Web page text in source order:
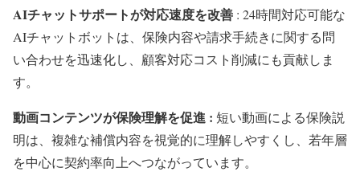
AIチャットサポートが対応速度を改善 : 24時間対応可能な
AIチャットボットは、保険内容や請求手続きに関する問
い合わせを迅速化し、顧客対応コスト削減にも貢献しま
す。
動画コンテンツが保険理解を促進 : 短い動画による保険説
明は、複雑な補償内容を視覚的に理解しやすくし、若年層
を中心に契約率向上へつながっています。